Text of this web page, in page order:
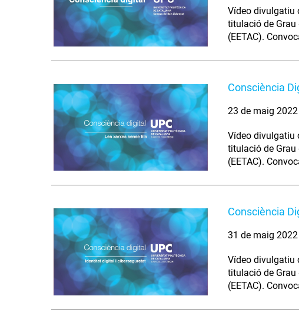
Vídeo divulgatiu
titulació de Grau
(EETAC).
Consciència
23 de maig 2022
Vídeo divulgatiu
titulació de Grau
(EETAC).
Consciència
31 de maig 2022
Vídeo divulgatiu
titulació de Grau
(EETAC).